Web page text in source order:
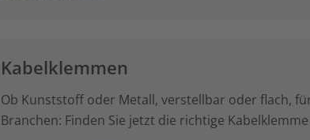
Kabelklemmen
Ob Kunststoff oder Metall, verstellbar oder flach,
Branchen: Finden Sie jetzt die richtige